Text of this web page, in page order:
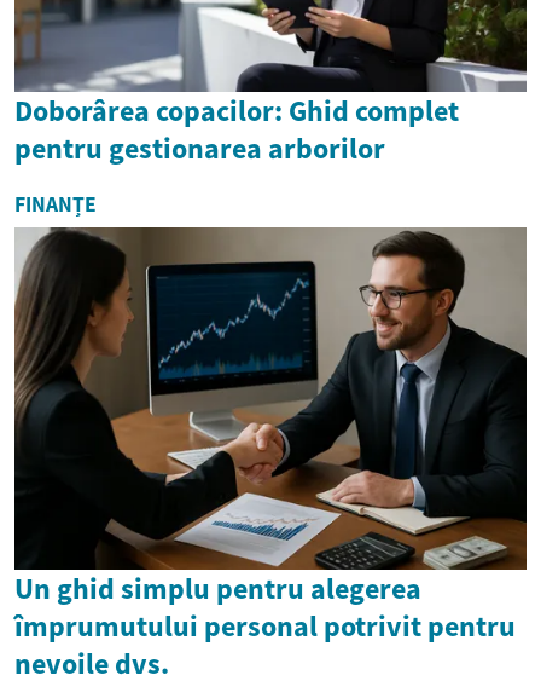
Doborârea copacilor: Ghid complet
pentru gestionarea arborilor
FINANȚE
Un ghid simplu pentru alegerea
împrumutului personal potrivit pentru
nevoile dvs.